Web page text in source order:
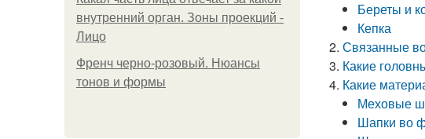
внутренний орган. Зоны проекций -
Лицо
Френч черно-розовый. Нюансы
тонов и формы
Береты и
Кепка
Связанные
Какие
Какие
Меховые
Шапки во